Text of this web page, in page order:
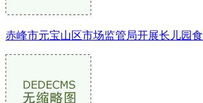
赤峰市元宝山区市场监管局开展长儿园食